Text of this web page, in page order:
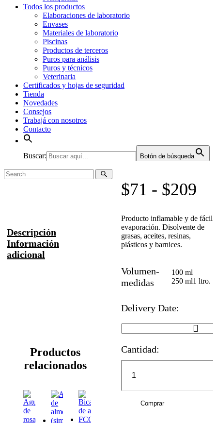
Todos los productos
Elaboraciones de laboratorio
Envases
Materiales de laboratorio
Piscinas
Productos de terceros
Puros para análisis
Puros y técnicos
Veterinaria
Certificados y hojas de seguridad
Tienda
Novedades
Consejos
Trabajá con nosotros
Contacto
Buscar: Botón de búsqueda
$71 - $209
Producto inflamable y de fácil
evaporación. Disolvente de
grasas, aceites, resinas,
plásticos y barnices.
Volumen-
medidas
100 ml
250 ml1 ltro.
Delivery Date:
Cantidad:
Comprar
Descripción
Información
adicional
Productos
relacionados